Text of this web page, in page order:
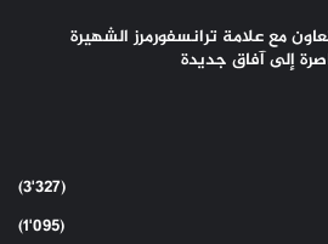
مع علامة ترانسفورمرز الشهيرة
إلى آفاق جديدة
(3٬327)
(1٬095)